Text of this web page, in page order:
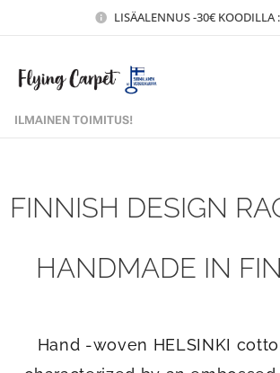
LISÄALENNUS -30€ KOODILLA
ILMAINEN TOIMITUS!
FINNISH DESIGN
HANDMADE IN
Hand -woven HELSINKI